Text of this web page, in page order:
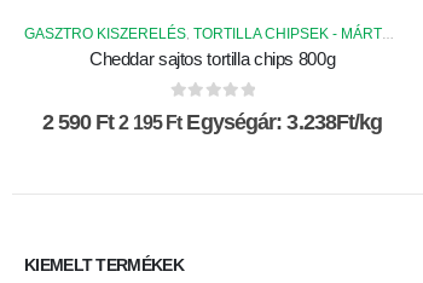
GASZTRO KISZERELÉS TORTILLA CHIPSEK - MÁRTOGATÓS
Cheddar sajtos tortilla chips 800g
2 590 Ft 2 195 Ft Egységár: 3.238Ft/kg
KIEMELT TERMÉKEK